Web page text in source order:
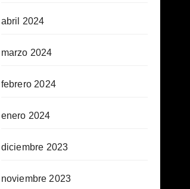
abril 2024
marzo 2024
febrero 2024
enero 2024
diciembre 2023
noviembre 2023